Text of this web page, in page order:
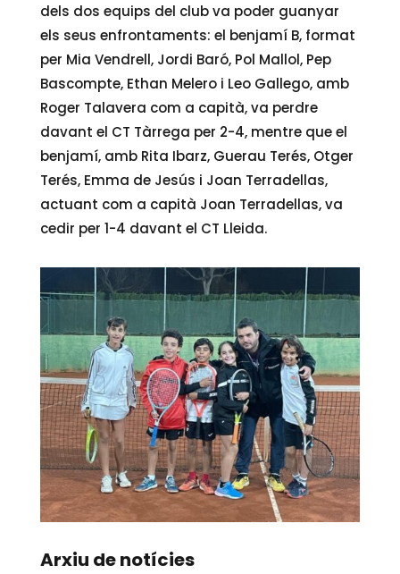
dels dos equips del club va poder guanyar
els seus enfrontaments: el benjamí B, format
per Mia Vendrell, Jordi Baró, Pol Mallol, Pep
Bascompte, Ethan Melero i Leo Gallego, amb
Roger Talavera com a capità, va perdre
davant el CT Tàrrega per 2-4, mentre que el
benjamí, amb Rita Ibarz, Guerau Terés, Otger
Terés, Emma de Jesús i Joan Terradellas,
actuant com a capità Joan Terradellas, va
cedir per 1-4 davant el CT Lleida.
Arxiu de notícies